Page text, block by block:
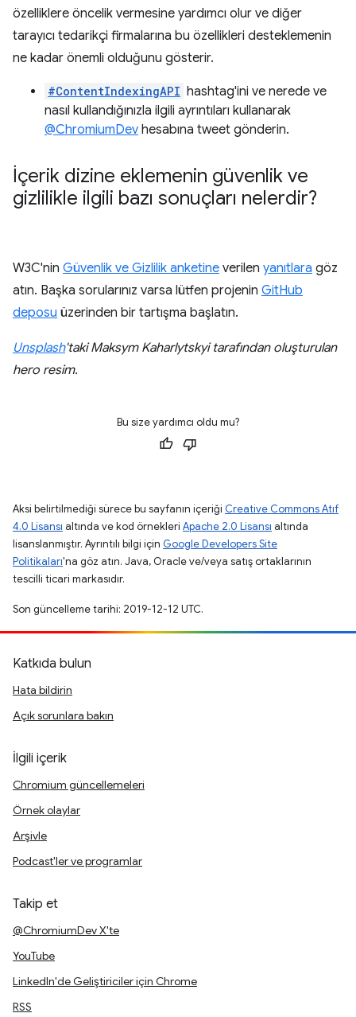
özelliklere öncelik vermesine yardımcı olur ve diğer
tarayıcı tedarikçi firmalarına bu özellikleri desteklemenin
ne kadar önemli olduğunu gösterir.
#ContentIndexingAPI hashtag'ini ve nerede ve
nasıl kullandığınızla ilgili ayrıntıları kullanarak
@ChromiumDev hesabına tweet gönderin.
İçerik dizine eklemenin güvenlik ve
gizlilikle ilgili bazı sonuçları nelerdir?
W3C'nin Güvenlik ve Gizlilik anketine verilen yanıtlara göz
atın. Başka sorularınız varsa lütfen projenin GitHub
deposu üzerinden bir tartışma başlatın.
Unsplash'taki Maksym Kaharlytskyi tarafından oluşturulan
hero resim.
Bu size yardımcı oldu mu?
Aksi belirtilmediği sürece bu sayfanın içeriği Creative Commons Atıf
4.0 Lisansı altında ve kod örnekleri Apache 2.0 Lisansı altında
lisanslanmıştır. Ayrıntılı bilgi için Google Developers Site
Politikaları'na göz atın. Java, Oracle ve/veya satış ortaklarının
tescilli ticari markasıdır.
Son güncelleme tarihi: 2019-12-12 UTC.
Katkıda bulun
Hata bildirin
Açık sorunlara bakın
İlgili içerik
Chromium güncellemeleri
Örnek olaylar
Arşivle
Podcast'ler ve programlar
Takip et
@ChromiumDev X'te
YouTube
LinkedIn'de Geliştiriciler için Chrome
RSS